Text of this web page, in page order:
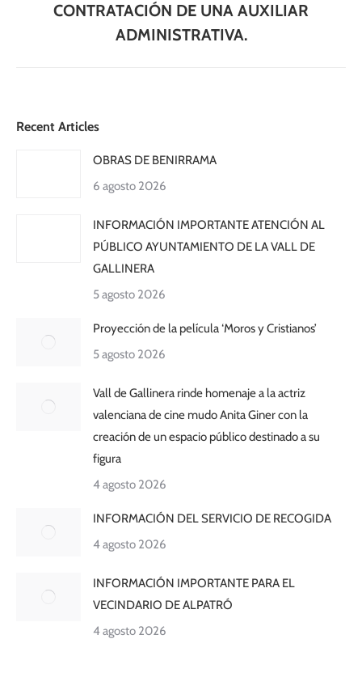
CONTRATACIÓN DE UNA AUXILIAR
ADMINISTRATIVA.
Recent Articles
OBRAS DE BENIRRAMA
6 agosto 2026
INFORMACIÓN IMPORTANTE ATENCIÓN AL
PÚBLICO AYUNTAMIENTO DE LA VALL DE
GALLINERA
5 agosto 2026
Proyección de la película ‘Moros y Cristianos’
5 agosto 2026
Vall de Gallinera rinde homenaje a la actriz
valenciana de cine mudo Anita Giner con la
creación de un espacio público destinado a su
figura
4 agosto 2026
INFORMACIÓN DEL SERVICIO DE RECOGIDA
4 agosto 2026
INFORMACIÓN IMPORTANTE PARA EL
VECINDARIO DE ALPATRÓ
4 agosto 2026